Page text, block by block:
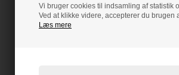
Vi bruger cookies til indsamling af statistik
Ved at klikke videre, accepterer du brugen
Læs mere